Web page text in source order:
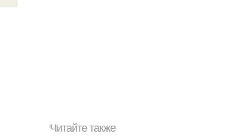
Читайте также